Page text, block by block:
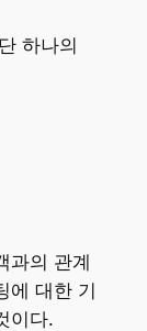
하나의
과의 관계
에 대한 기
이다.